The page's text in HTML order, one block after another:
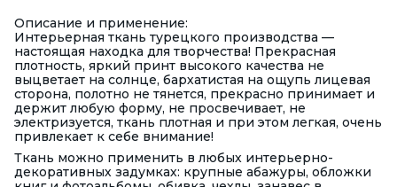
Описание и применение:
Интерьерная ткань турецкого производства —
настоящая находка для творчества! Прекрасная
плотность, яркий принт высокого качества не
выцветает на солнце, бархатистая на ощупь лицевая
сторона, полотно не тянется, прекрасно принимает и
держит любую форму, не просвечивает, не
электризуется, ткань плотная и при этом легкая, очень
привлекает к себе внимание!
Ткань можно применить в любых интерьерно-
декоративных задумках: крупные абажуры, обложки